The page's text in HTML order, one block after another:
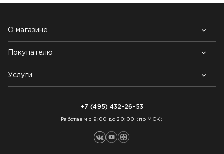
О магазине
Почему выбирают нас
Контакты
Блог
Покупателю
Возврат товара
Как заказать
Услуги
+7 (495) 432-26-53
Работаем с 9:00 до 20:00 (по МСК)